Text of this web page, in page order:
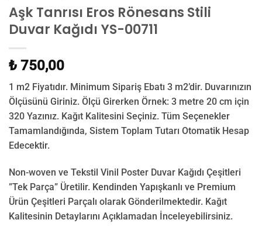
Aşk Tanrısı Eros Rönesans Stili
Duvar Kağıdı YS-00711
₺ 750,00
1 m2 Fiyatıdır. Minimum Sipariş Ebatı 3 m2’dir. Duvarınızın
Ölçüsünü Giriniz. Ölçü Girerken Örnek: 3 metre 20 cm için
320 Yazınız. Kağıt Kalitesini Seçiniz. Tüm Seçenekler
Tamamlandığında, Sistem Toplam Tutarı Otomatik Hesap
Edecektir.
Non-woven ve Tekstil Vinil Poster Duvar Kağıdı Çeşitleri
”Tek Parça” Üretilir. Kendinden Yapışkanlı ve Premium
Ürün Çeşitleri Parçalı olarak Gönderilmektedir. Kağıt
Kalitesinin Detaylarını Açıklamadan İnceleyebilirsiniz.